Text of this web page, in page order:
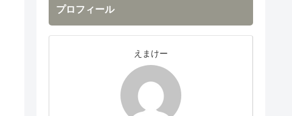
プロフィール
えまけー